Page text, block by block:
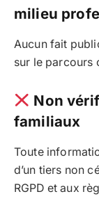
milieu
Aucun fait
sur le parcours
Non
familiaux
Toute
d’un tiers non
RGPD et aux